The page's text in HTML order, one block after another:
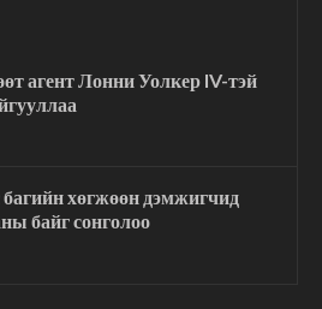
агент Лонни Уолкер IV-тэй
хөгжөөн дэмжигчид
байг сонголоо